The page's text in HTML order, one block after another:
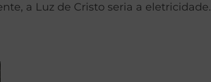
a Luz de Cristo seria a eletricidade.